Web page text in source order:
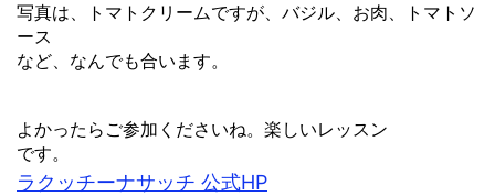
写真は、トマトクリームですが、バジル、お肉、トマトソ
ース
など、なんでも合います。
よかったらご参加くださいね。楽しいレッスン
です。
ラクッチーナサッチ 公式HP